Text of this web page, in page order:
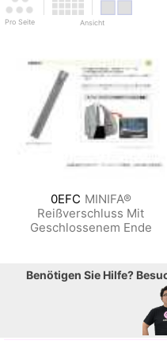
Pro Seite Ansicht
0EFC MINIFA®
Reißverschluss Mit
Geschlossenem Ende
Benötigen Sie Hilfe?